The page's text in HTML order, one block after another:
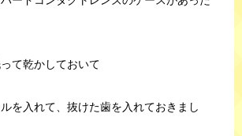
て乾かしておいて
を入れて、抜けた歯を入れておきまし